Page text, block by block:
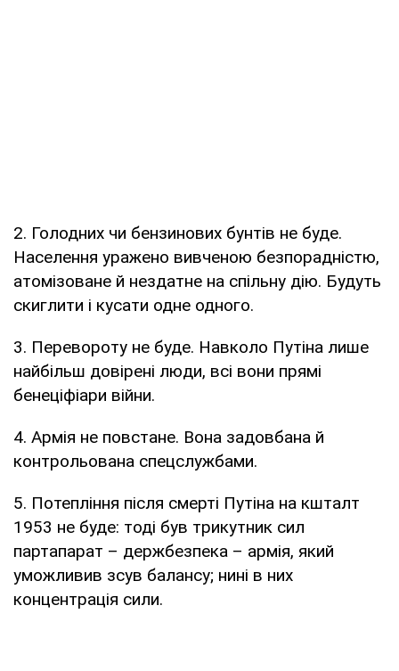
2. Голодних чи бензинових бунтів не буде.
Населення уражено вивченою безпорадністю,
атомізоване й нездатне на спільну дію. Будуть
скиглити і кусати одне одного.
3. Перевороту не буде. Навколо Путіна лише
найбільш довірені люди, всі вони прямі
бенеціфіари війни.
4. Армія не повстане. Вона задовбана й
контрольована спецслужбами.
5. Потепління після смерті Путіна на кшталт
1953 не буде: тоді був трикутник сил
партапарат – держбезпека – армія, який
уможливив зсув балансу; нині в них
концентрація сили.